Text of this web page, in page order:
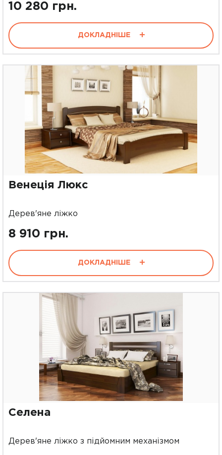
10 280 грн.
ДОКЛАДНІШЕ
Венеція Люкс
Дерев'яне ліжко
8 910 грн.
ДОКЛАДНІШЕ
Селена
Дерев'яне ліжко з підйомним механізмом